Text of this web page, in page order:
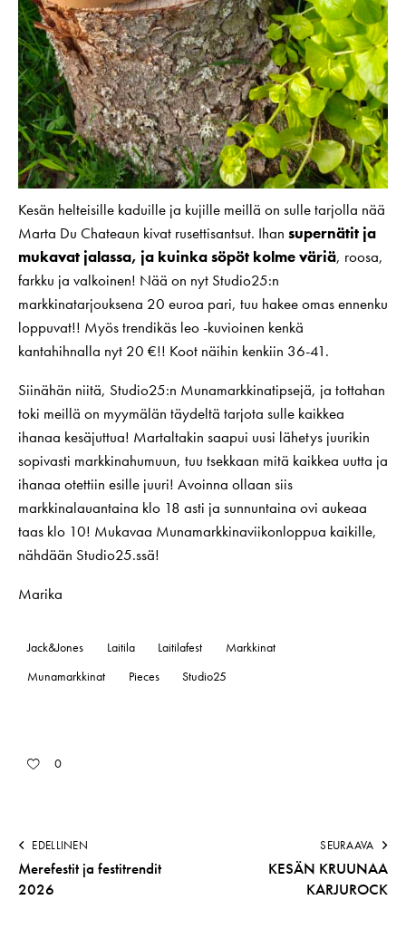
Kesän helteisille kaduille ja kujille meillä on sulle tarjolla nää
Marta Du Chateaun kivat rusettisantsut. Ihan supernätit ja
mukavat jalassa, ja kuinka söpöt kolme väriä, roosa,
farkku ja valkoinen! Nää on nyt Studio25:n
markkinatarjouksena 20 euroa pari, tuu hakee omas ennenku
loppuvat!! Myös trendikäs leo -kuvioinen kenkä
kantahihnalla nyt 20 €!! Koot näihin kenkiin 36-41.
Siinähän niitä, Studio25:n Munamarkkinatipsejä, ja tottahan
toki meillä on myymälän täydeltä tarjota sulle kaikkea
ihanaa kesäjuttua! Martaltakin saapui uusi lähetys juurikin
sopivasti markkinahumuun, tuu tsekkaan mitä kaikkea uutta ja
ihanaa otettiin esille juuri! Avoinna ollaan siis
markkinalauantaina klo 18 asti ja sunnuntaina ovi aukeaa
taas klo 10! Mukavaa Munamarkkinaviikonloppua kaikille,
nähdään Studio25.ssä!
Marika
Jack&Jones Laitila Laitilafest
Markkinat
Munamarkkinat
Pieces Studio25
0
EDELLINEN
Merefestit ja festitrendit
2026
SEURAAVA
KESÄN KRUUNAA
KARJUROCK